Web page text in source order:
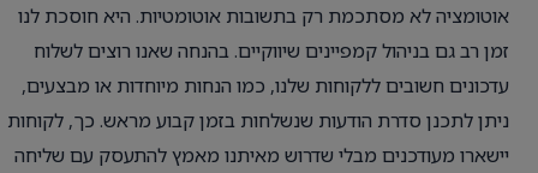
אוטומציה לא מסתכמת רק בתשובות אוטומטיות. היא חוסכת לנו
זמן רב גם בניהול קמפיינים שיווקיים. בהנחה שאנו רוצים לשלוח
עדכונים חשובים ללקוחות שלנו, כמו הנחות מיוחדות או מבצעים,
ניתן לתכנן סדרת הודעות שנשלחות בזמן קבוע מראש. כך, לקוחות
יישארו מעודכנים מבלי שדרוש מאיתנו מאמץ להתעסק עם שליחה